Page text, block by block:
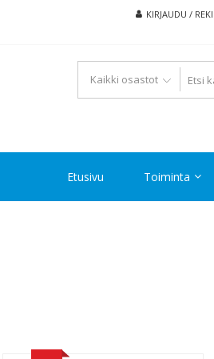
KIRJAUDU /
Etusivu Toiminta